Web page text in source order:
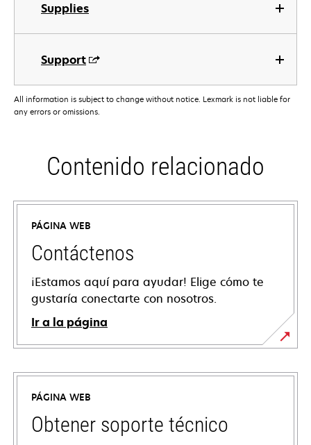
Supplies
Support
All information is subject to change without notice. Lexmark is not liable for
any errors or omissions.
Contenido relacionado
PÁGINA WEB
Contáctenos
¡Estamos aquí para ayudar! Elige cómo te
gustaría conectarte con nosotros.
Ir a la página
PÁGINA WEB
Obtener soporte técnico